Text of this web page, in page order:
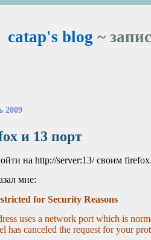
catap's blog ~
2009
и 13 порт
на http://server:13/ своим
мне:
for Security Reasons
uses a network port which is
has canceled the request for your